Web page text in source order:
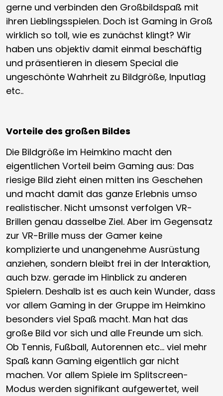
gerne und verbinden den Großbildspaß mit
ihren Lieblingsspielen. Doch ist Gaming in Groß
wirklich so toll, wie es zunächst klingt? Wir
haben uns objektiv damit einmal beschäftig
und präsentieren in diesem Special die
ungeschönte Wahrheit zu Bildgröße, Inputlag
etc..
Vorteile des großen Bildes
Die Bildgröße im Heimkino macht den
eigentlichen Vorteil beim Gaming aus: Das
riesige Bild zieht einen mitten ins Geschehen
und macht damit das ganze Erlebnis umso
realistischer. Nicht umsonst verfolgen VR-
Brillen genau dasselbe Ziel. Aber im Gegensatz
zur VR-Brille muss der Gamer keine
komplizierte und unangenehme Ausrüstung
anziehen, sondern bleibt frei in der Interaktion,
auch bzw. gerade im Hinblick zu anderen
Spielern. Deshalb ist es auch kein Wunder, dass
vor allem Gaming in der Gruppe im Heimkino
besonders viel Spaß macht. Man hat das
große Bild vor sich und alle Freunde um sich.
Ob Tennis, Fußball, Autorennen etc… viel mehr
Spaß kann Gaming eigentlich gar nicht
machen. Vor allem Spiele im Splitscreen-
Modus werden signifikant aufgewertet, weil